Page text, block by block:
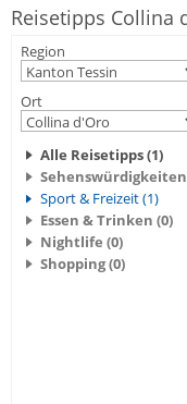
Reisetipps Collina
Region
Ort
Alle Reisetipps (1)
Sehenswürdigkeiten
Sport & Freizeit (1)
Essen & Trinken (0)
Nightlife (0)
Shopping (0)